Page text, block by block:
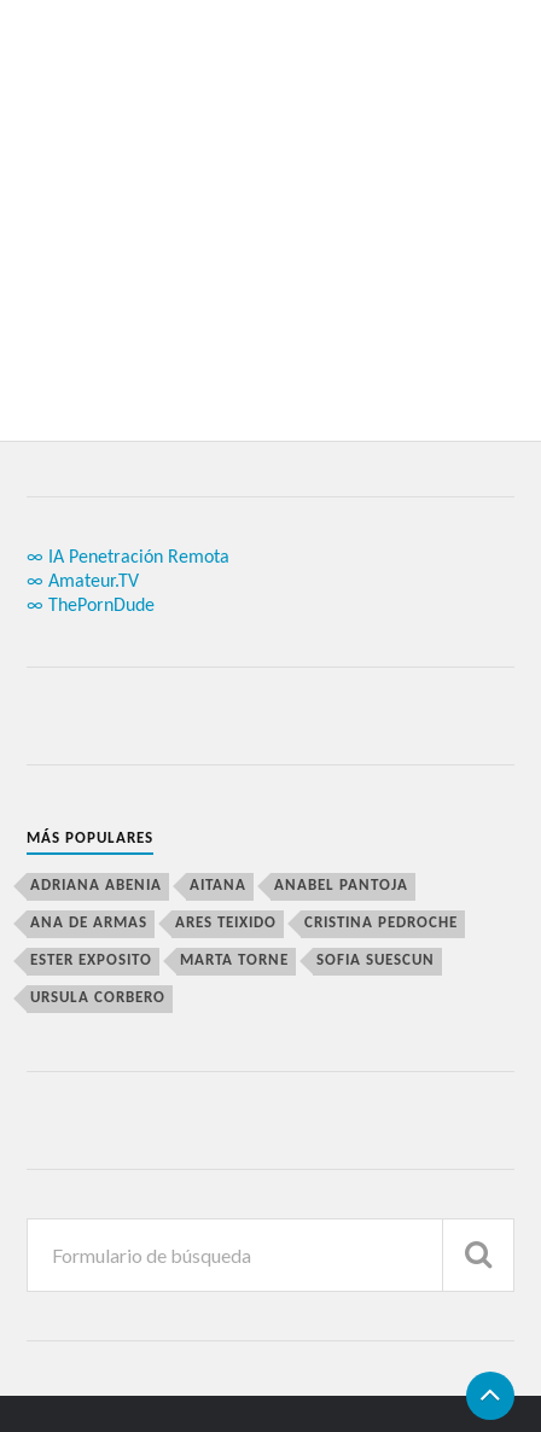
∞ IA Penetración Remota
∞ Amateur.TV
∞ ThePornDude
MÁS POPULARES
ADRIANA ABENIA AITANA ANABEL PANTOJA
ANA DE ARMAS ARES TEIXIDO CRISTINA PEDROCHE
ESTER EXPOSITO MARTA TORNE SOFIA SUESCUN
URSULA CORBERO